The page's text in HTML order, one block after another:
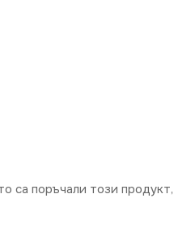
са поръчали този продукт,